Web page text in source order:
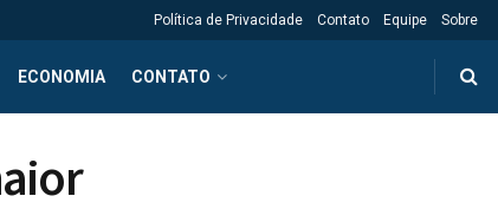
Política de Privacidade Contato Equipe Sobre
ECONOMIA CONTATO